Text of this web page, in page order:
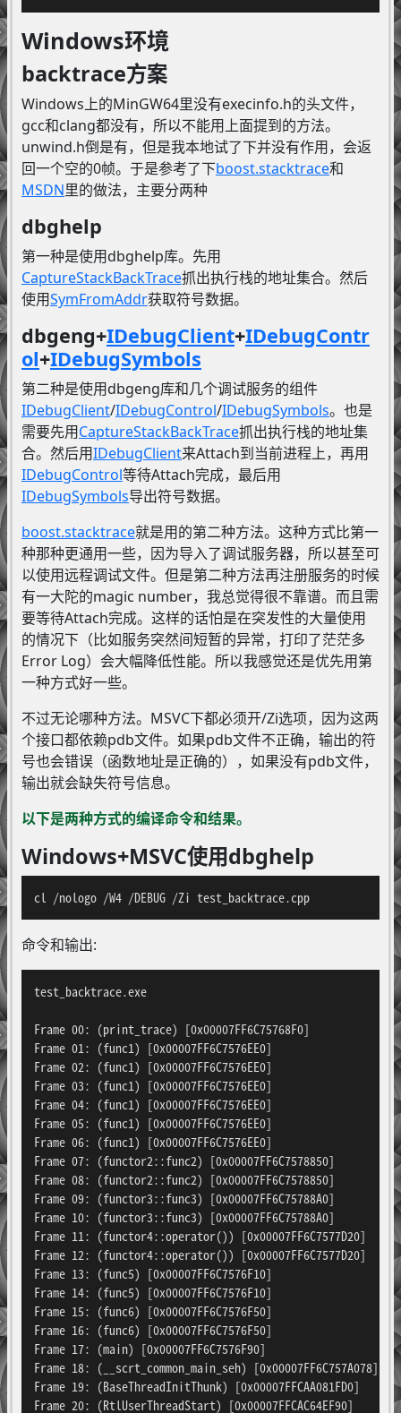
Windows环境
backtrace方案
Windows上的MinGW64里没有execinfo.h的头文件，
gcc和clang都没有，所以不能用上面提到的方法。
unwind.h倒是有，但是我本地试了下并没有作用，会返
回一个空的0帧。于是参考了下boost.stacktrace和
MSDN里的做法，主要分两种
dbghelp
第一种是使用dbghelp库。先用
CaptureStackBackTrace抓出执行栈的地址集合。然后
使用SymFromAddr获取符号数据。
dbgeng+IDebugClient+IDebugContr
ol+IDebugSymbols
第二种是使用dbgeng库和几个调试服务的组件
IDebugClient/IDebugControl/IDebugSymbols。也是
需要先用CaptureStackBackTrace抓出执行栈的地址集
合。然后用IDebugClient来Attach到当前进程上，再用
IDebugControl等待Attach完成，最后用
IDebugSymbols导出符号数据。
boost.stacktrace就是用的第二种方法。这种方式比第一
种那种更通用一些，因为导入了调试服务器，所以甚至可
以使用远程调试文件。但是第二种方法再注册服务的时候
有一大陀的magic number，我总觉得很不靠谱。而且需
要等待Attach完成。这样的话怕是在突发性的大量使用
的情况下（比如服务突然间短暂的异常，打印了茫茫多
Error Log）会大幅降低性能。所以我感觉还是优先用第
一种方式好一些。
不过无论哪种方法。MSVC下都必须开/Zi选项，因为这两
个接口都依赖pdb文件。如果pdb文件不正确，输出的符
号也会错误（函数地址是正确的），如果没有pdb文件，
输出就会缺失符号信息。
以下是两种方式的编译命令和结果。
Windows+MSVC使用dbghelp
cl /nologo /W4 /DEBUG /Zi test_backtrace.cpp
命令和输出:
test_backtrace.exe
Frame 00: (print_trace) [0x00007FF6C75768F0]
Frame 01: (func1) [0x00007FF6C7576EE0]
Frame 02: (func1) [0x00007FF6C7576EE0]
Frame 03: (func1) [0x00007FF6C7576EE0]
Frame 04: (func1) [0x00007FF6C7576EE0]
Frame 05: (func1) [0x00007FF6C7576EE0]
Frame 06: (func1) [0x00007FF6C7576EE0]
Frame 07: (functor2::func2) [0x00007FF6C7578850]
Frame 08: (functor2::func2) [0x00007FF6C7578850]
Frame 09: (functor3::func3) [0x00007FF6C75788A0]
Frame 10: (functor3::func3) [0x00007FF6C75788A0]
Frame 11: (functor4::operator()) [0x00007FF6C7577D20]
Frame 12: (functor4::operator()) [0x00007FF6C7577D20]
Frame 13: (func5) [0x00007FF6C7576F10]
Frame 14: (func5) [0x00007FF6C7576F10]
Frame 15: (func6) [0x00007FF6C7576F50]
Frame 16: (func6) [0x00007FF6C7576F50]
Frame 17: (main) [0x00007FF6C7576F90]
Frame 18: (__scrt_common_main_seh) [0x00007FF6C757A078]
Frame 19: (BaseThreadInitThunk) [0x00007FFCAA081FD0]
Frame 20: (RtlUserThreadStart) [0x00007FFCAC64EF90]